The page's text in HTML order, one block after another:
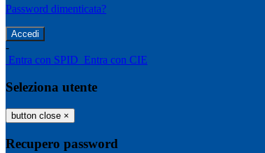
Password dimenticata?
-
Entra con SPID Entra con CIE
Seleziona utente
button close ×
Recupero password